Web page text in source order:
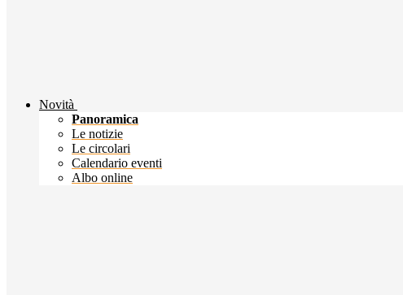
Novità
Panoramica
Le notizie
Le circolari
Calendario eventi
Albo online